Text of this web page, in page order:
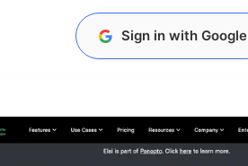
Sign in with Google